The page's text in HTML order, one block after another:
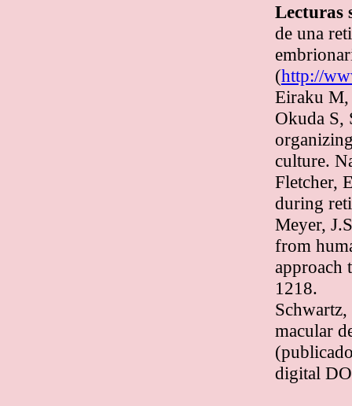
Lecturas
de una
(http://
Eiraku M,
Okuda S,
culture.
Fletcher,
during
Meyer,
from
approach
1218.
macular
digital